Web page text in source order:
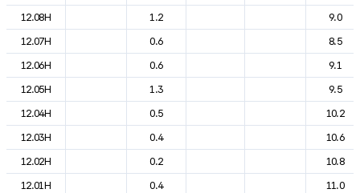
12.08H
1.2
9.0
12.07H
0.6
8.5
12.06H
0.6
9.1
12.05H
1.3
9.5
12.04H
0.5
10.2
12.03H
0.4
10.6
12.02H
0.2
10.8
12.01H
0.4
11.0